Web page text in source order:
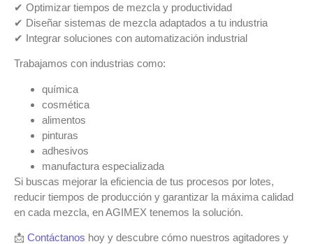
✔ Optimizar tiempos de mezcla y productividad
✔ Diseñar sistemas de mezcla adaptados a tu industria
✔ Integrar soluciones con automatización industrial
Trabajamos con industrias como:
química
cosmética
alimentos
pinturas
adhesivos
manufactura especializada
Si buscas mejorar la eficiencia de tus procesos por lotes,
reducir tiempos de producción y garantizar la máxima calidad
en cada mezcla, en AGIMEX tenemos la solución.
📩 Contáctanos hoy y descubre cómo nuestros agitadores y